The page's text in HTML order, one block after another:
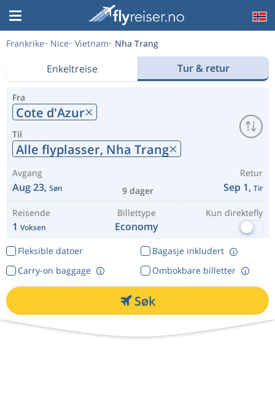
Frankrike Nice Vietnam Nha Trang
Enkeltreise Tur & retur
Fra
Cote d'Azur
Til
Alle flyplasser, Nha Trang
Avgang
Aug 23, Søn 9 dager
Retur
Sep 1, Tir
Reisende
1 Voksen
Billettype
Economy
Kun direktefly
Fleksible datoer
Bagasje inkludert
Ombokbare billetter
Carry-on baggage
Søk